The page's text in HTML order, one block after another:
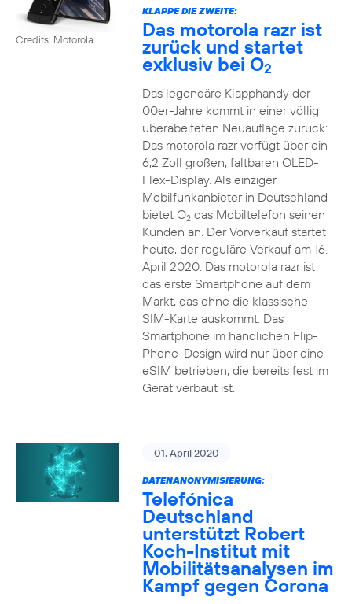
Credits: Motorola
KLAPPE DIE ZWEITE:
Das motorola razr ist
zurück und startet
exklusiv bei O2
Das legendäre Klapphandy der
00er-Jahre kommt in einer völlig
überabeiteten Neuauflage zurück:
Das motorola razr verfügt über ein
6,2 Zoll großen, faltbaren OLED-
Flex-Display. Als einziger
Mobilfunkanbieter in Deutschland
bietet O2das Mobiltelefon seinen
Kunden an. Der Vorverkauf startet
heute, der reguläre Verkauf am 16.
April 2020. Das motorola razr ist
das erste Smartphone auf dem
Markt, das ohne die klassische
SIM-Karte auskommt. Das
Smartphone im handlichen Flip-
Phone-Design wird nur über eine
eSIM betrieben, die bereits fest im
Gerät verbaut ist.
01. April 2020
DATENANONYMISIERUNG:
Telefónica
Deutschland
unterstützt Robert
Koch-Institut mit
Mobilitätsanalysen im
Kampf gegen Corona